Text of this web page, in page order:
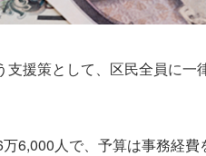
援策として、区民全員に一
6,000人で、予算は事務経